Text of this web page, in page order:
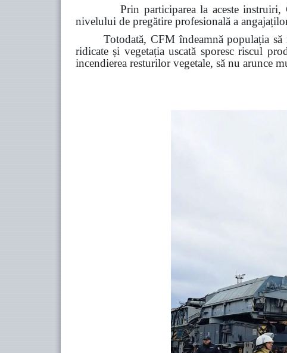
Prin participarea la aceste instruiri,
nivelului de pregătire profesională a
Totodată, CFM îndeamnă populația
ridicate și vegetația uscată sporesc riscul
incendierea resturilor vegetale, să nu arunce